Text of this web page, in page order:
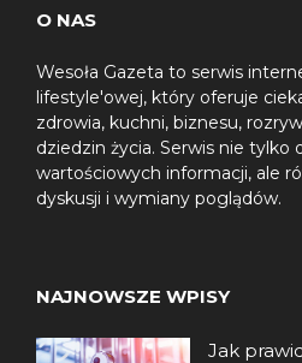
O NAS
Wesoła Gazeta to serwis
lifestyle'owej, który oferuje
zdrowia, kuchni, biznesu,
dziedzin życia. Serwis nie tylko
wartościowych informacji, ale
dyskusji i wymiany poglądów.
NAJNOWSZE WPISY
Jak